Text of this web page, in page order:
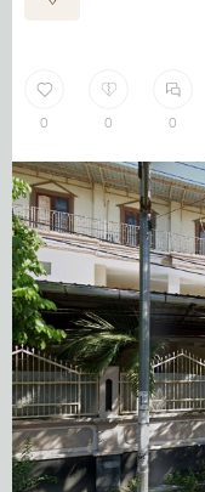
0 0 0